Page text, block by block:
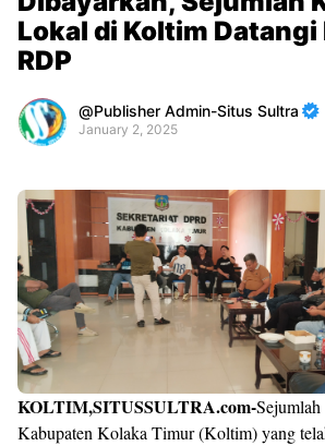
Lokal di Koltim Datangi
RDP
Publisher Admin-Situs Sultra
January 2, 2025
By
Raushan
Design
With
Shroff
Templates
KOLTIM,SITUSSULTRA.com-
Kabupaten Kolaka Timur (Koltim) yang